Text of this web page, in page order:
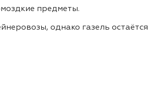
предметы.
однако газель остаётся